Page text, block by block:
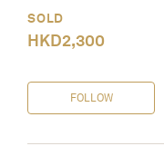
SOLD
HKD2,300
FOLLOW